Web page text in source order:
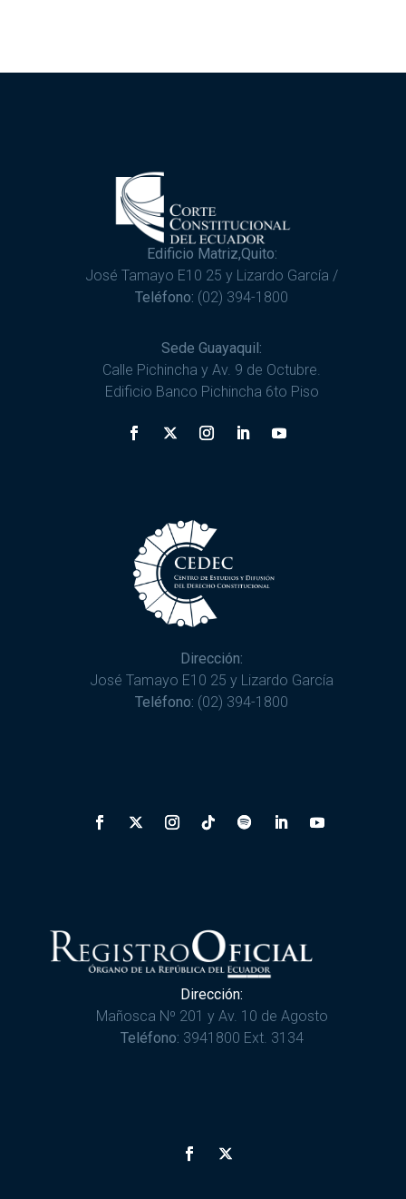
Edificio Matriz,Quito:
José Tamayo E10 25 y Lizardo García /
Teléfono: (02) 394-1800
Sede Guayaquil:
Calle Pichincha y Av. 9 de Octubre.
Edificio Banco Pichincha 6to Piso
Dirección:
José Tamayo E10 25 y Lizardo García
Teléfono: (02) 394-1800
Dirección:
Mañosca Nº 201 y Av. 10 de Agosto
Teléfono: 3941800 Ext. 3134